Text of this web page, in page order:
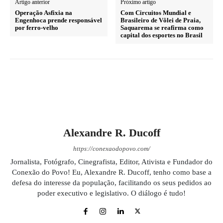
Artigo anterior
Operação Asfixia na
Engenhoca prende responsável
por ferro-velho
Próximo artigo
Com Circuitos Mundial e
Brasileiro de Vôlei de Praia,
Saquarema se reafirma como
capital dos esportes no Brasil
Alexandre R. Ducoff
https://conexaodopovo.com/
Jornalista, Fotógrafo, Cinegrafista, Editor, Ativista e Fundador do
Conexão do Povo! Eu, Alexandre R. Ducoff, tenho como base a
defesa do interesse da população, facilitando os seus pedidos ao
poder executivo e legislativo. O diálogo é tudo!